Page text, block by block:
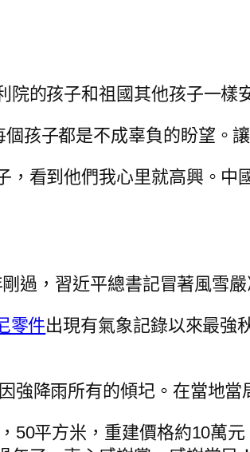
院的孩子和祖國其他孩子一樣
孩子都是不成辜負的盼望。
，看到他們我心里就高興。
過，習近平總書記冒著風雪
零件出現有氣象記錄以來最強
強降雨所有的傾圮。在當地
50平方米，重建價格約10萬